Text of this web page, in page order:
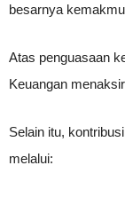
besarnya
Atas penguasaan
Keuangan
Selain itu,
melalui: